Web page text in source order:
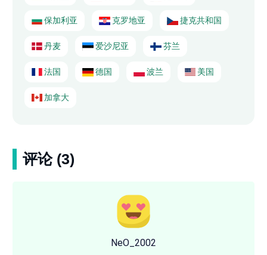
保加利亚 克罗地亚 捷克共和国
丹麦 爱沙尼亚 芬兰
法国 德国 波兰 美国
加拿大
评论 (3)
NeO_2002